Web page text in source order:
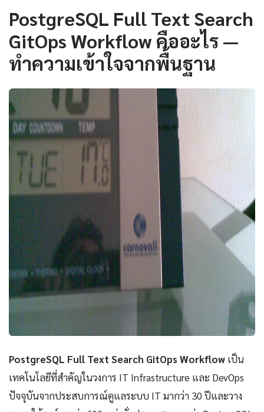
PostgreSQL Full Text Search
GitOps Workflow คืออะไร —
ทำความเข้าใจจากพื้นฐาน
PostgreSQL Full Text Search GitOps Workflow เป็น
เทคโนโลยีที่สำคัญในวงการ IT Infrastructure และ DevOps
ปัจจุบันจากประสบการณ์ดูแลระบบ IT มากว่า 30 ปีและวาง